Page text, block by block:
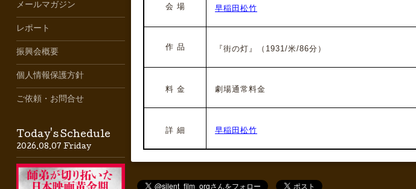
会 場 早稲田松竹
作 品 『街の灯』（1931/米/86分）
料 金 劇場通常料金
詳 細 早稲田松竹
メールマガジン
レポート
振興会概要
個人情報保護方針
ご依頼・お問合せ
Today's Schedule
2026.08.07 Friday